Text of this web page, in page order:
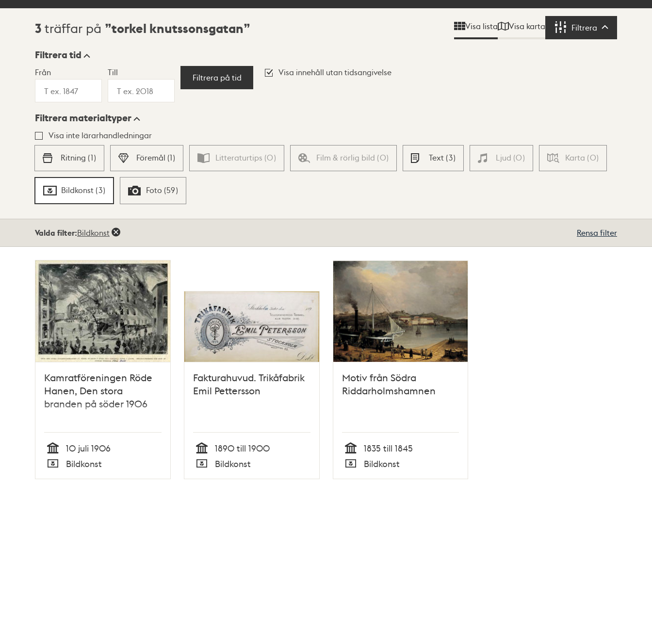
Sökresultat
3 träffar på torkel knutssonsgatan Visa lista Visa karta Filtrera Filtrera
Visningsläge
Lista Karta
Filtrera tid
Från Till
Filtrera på tid
Visa innehåll utan tidsangivelse
Filtrera materialtyper
Visa inte lärarhandledningar
Ritning (1) Föremål (1) Litteraturtips (0) Film & rörlig bild (0) Text (3) Ljud (0) Karta (0)
Bildkonst (3) Foto (59)
Valda filter:Bildkonst Rensa filter
Kamratföreningen Röde
Hanen, Den stora
branden på söder 1906
Tid
10 juli 1906
Typ
Bildkonst
Fakturahuvud. Trikåfabrik
Emil Pettersson
Tid
1890 till 1900
Typ
Bildkonst
Motiv från Södra
Riddarholmshamnen
Tid
1835 till 1845
Typ
Bildkonst